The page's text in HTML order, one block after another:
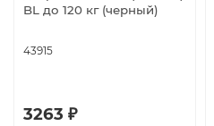
BL до 120 кг (черный)
43915
3263 ₽